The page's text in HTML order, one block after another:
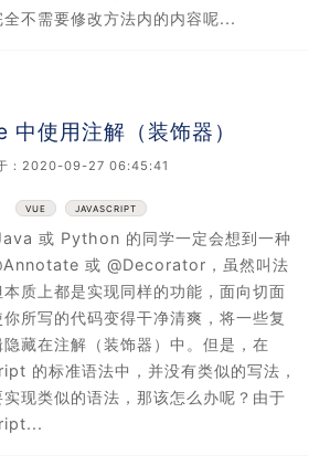
全不需要修改方法内的内容呢...
中使用注解（装饰器）
：2020-09-27 06:45:41
Views
VUE JAVASCRIPT
或 Python 的同学一定会想到一种
或 @Decorator，虽然叫法
质上都是实现同样的功能，面向切面
所写的代码变得干净清爽，将一些复
藏在注解（装饰器）中。但是，在
的标准语法中，并没有类似的写法，
现类似的语法，那该怎么办呢？由于